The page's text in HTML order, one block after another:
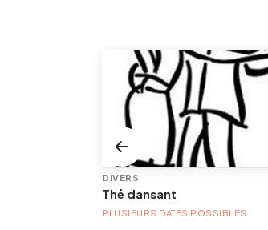
DIVERS
Thé dansant
PLUSIEURS DATES POSSIBLES